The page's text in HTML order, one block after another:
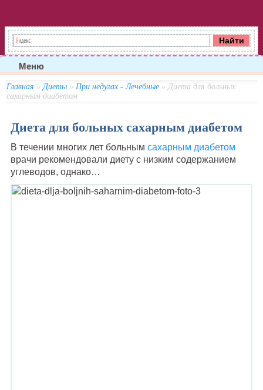
Меню
Главная » Диеты» При недугах - Лечебные» Диета для больных
сахарным диабетом
Диета для больных сахарным диабетом
В течении многих лет больным сахарным диабетом
врачи рекомендовали диету с низким содержанием
углеводов, однако…